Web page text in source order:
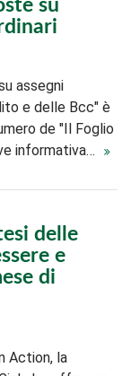
su
assegni
e delle Bcc" è
de "Il Foglio
informativa…
delle
e
di
Action, la